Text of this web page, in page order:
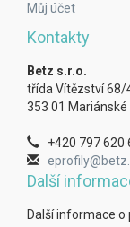
Můj účet
Kontakty
Betz s.r.o.
třída Vítězství 68/
353 01 Mariánské
+420 797 620
Další
Další informace